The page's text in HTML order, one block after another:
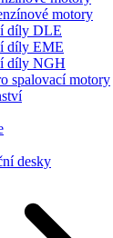
motory
díly DLE
díly EME
díly NGH
spalovací motory
desky